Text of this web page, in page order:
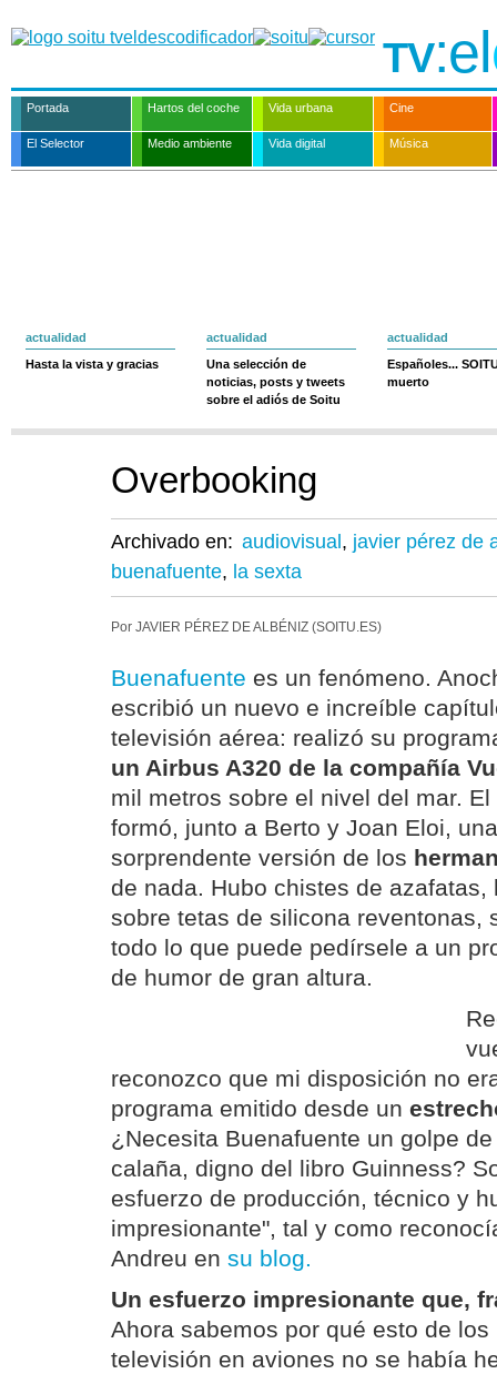
TV:el
Portada Hartos del coche Vida urbana Cine
El Selector Medio ambiente Vida digital Música
actualidad
Hasta la vista y gracias
actualidad
Una selección de
noticias, posts y tweets
sobre el adiós de Soitu
actualidad
Españoles...
muerto
Overbooking
Archivado en: audiovisual , javier pérez de
buenafuente, la sexta
Por JAVIER PÉREZ DE ALBÉNIZ (SOITU.ES)
Buenafuente es un fenómeno.
escribió un nuevo e increíble
televisión aérea: realizó su
un Airbus A320 de la compañía
mil metros sobre el nivel del mar.
formó, junto a Berto y Joan Eloi,
sorprendente versión de los
de nada. Hubo chistes de azafatas,
sobre tetas de silicona reventonas,
todo lo que puede pedírsele a un
de humor de gran altura.
reconozco que mi disposición no
programa emitido desde un
¿Necesita Buenafuente un golpe
calaña, digno del libro Guinness?
esfuerzo de producción, técnico y
impresionante", tal y como
Andreu en su blog.
Un esfuerzo impresionante que,
Ahora sabemos por qué esto de
televisión en aviones no se había